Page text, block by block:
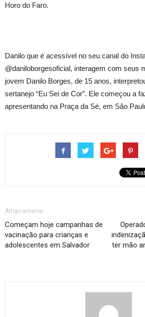
Horo do Faro.
Danilo que é acessível no seu canal do
@daniloborgesoficial, interagem com seus
jovem Danilo Borges, de 15 anos,
sertanejo “Eu Sei de Cor”. Ele começou a
apresentando na Praça da Sé, em São
Artigo anterior
Começam hoje campanhas de
vacinação para crianças e
adolescentes em Salvador
ter mão